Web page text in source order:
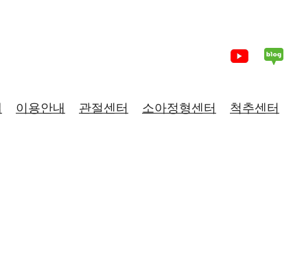
이용안내 관절센터 소아정형센터 척추센터